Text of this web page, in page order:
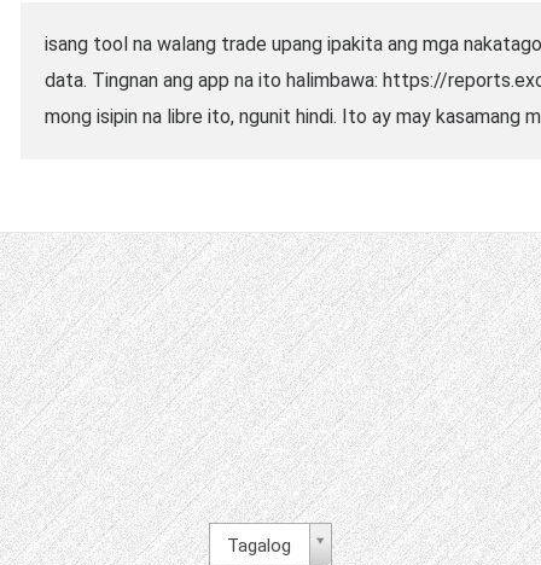
isang tool na walang trade upang ipakita ang mga
data. Tingnan ang app na ito halimbawa: https://
mong isipin na libre ito, ngunit hindi. Ito ay may kasamang
Tagalog